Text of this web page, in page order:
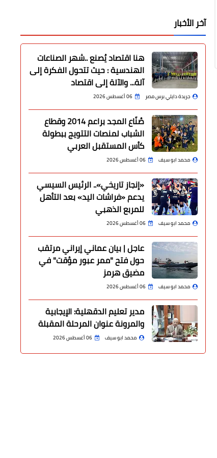
آخر الأخبار
هنا اقتصاد يُصنع ..شهر الصناعات
الهندسية : حيث تتحول الفكرة إلى
آلة... والآلة إلى اقتصاد
جريدة دايلي برس مصر 06 أغسطس 2026
صُنّاع المجد براعم 2014 وقطاع
الشباب لمنصات التتويج ببطولة
كأس المستقبل العربي
محمد ابو سيف 06 أغسطس 2026
«إنجاز تاريخي».. الرئيس السيسي
يدعم «فراشات اليد» بعد التأهل
للمربع الذهبي
محمد ابو سيف 06 أغسطس 2026
عاجل | بيان عماني إيراني مرتقب
حول فتح "ممر عبور مؤقت" في
مضيق هرمز
محمد ابو سيف 06 أغسطس 2026
مدير تعليم الدقهلية: الإيجابية
والمرونة عنوان المرحلة المقبلة
محمد ابو سيف 06 أغسطس 2026